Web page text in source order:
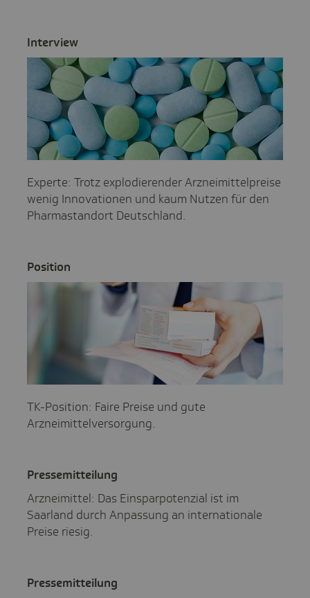
Inter­view
Experte: Trotz explodierender Arzneimittelpreise
wenig Innovationen und kaum Nutzen für den
Pharmastandort Deutschland.
Posi­tion
TK-Position: Faire Preise und gute
Arzneimittelversorgung.
Pres­se­mit­tei­lung
Arzneimittel: Das Einsparpotenzial ist im
Saarland durch Anpassung an internationale
Preise riesig.
Pres­se­mit­tei­lung